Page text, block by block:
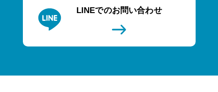
LINEでのお問い合わせ